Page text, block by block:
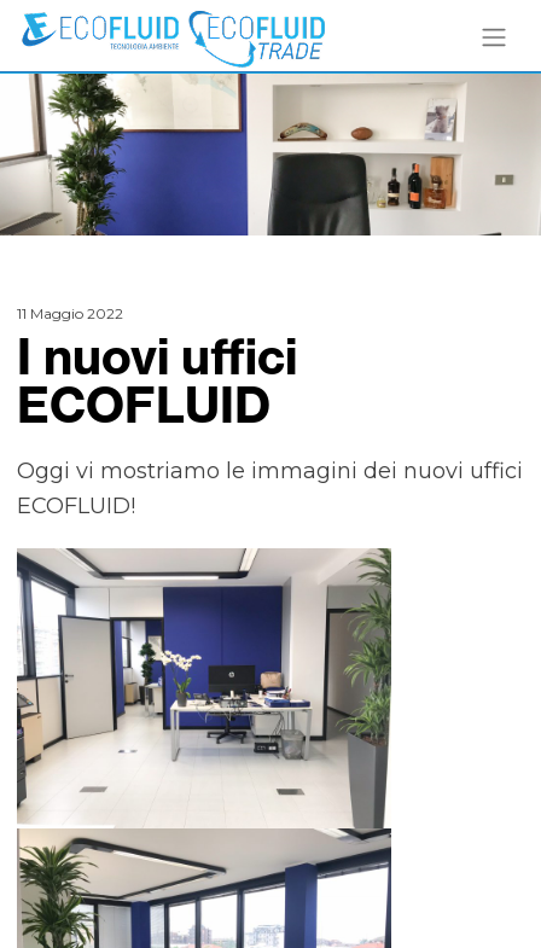
11 Maggio 2022
I nuovi uffici
ECOFLUID
Oggi vi mostriamo le immagini dei nuovi uffici
ECOFLUID!